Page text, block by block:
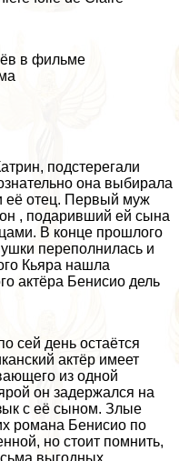
в фильме
подстерегали
она выбирала
её отец. Первый муж
, подаривший ей сына
В конце прошлого
переполнилась и
Кьяра нашла
актёра Бенисио дель
сей день остаётся
актёр имеет
из одной
он задержался на
с её сыном. Злые
романа Бенисио по
но стоит помнить,